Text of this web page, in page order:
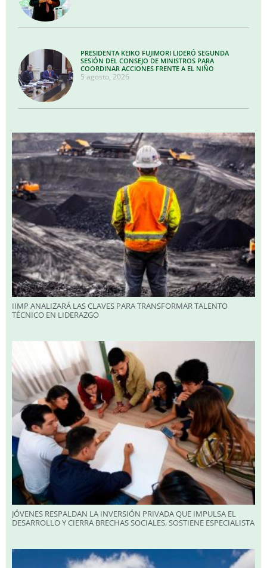
PRESIDENTA KEIKO FUJIMORI LIDERÓ SEGUNDA
SESIÓN DEL CONSEJO DE MINISTROS PARA
COORDINAR ACCIONES FRENTE A EL NIÑO
5 agosto, 2026
IIMP ANALIZARÁ LAS CLAVES PARA TRANSFORMAR TALENTO
TÉCNICO EN LIDERAZGO
JÓVENES RESPALDAN LA INVERSIÓN PRIVADA QUE IMPULSA EL
DESARROLLO Y CIERRA BRECHAS SOCIALES, SOSTIENE ESPECIALISTA